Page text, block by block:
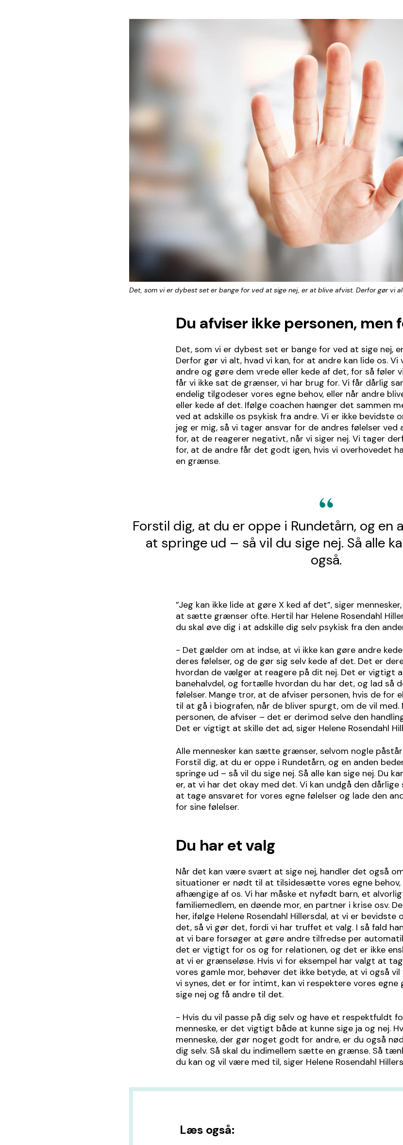
Det, som vi er dybest set er bange for ved at sige nej, er at blive afvist. Derfor gør vi
Du afviser ikke personen, men
Det, som vi er dybest set er bange for ved at sige nej,
Derfor gør vi alt, hvad vi kan, for at andre kan lide os. Vi
andre og gøre dem vrede eller kede af det, for så føler
får vi ikke sat de grænser, vi har brug for. Vi får dårlig
endelig tilgodeser vores egne behov, eller når andre
eller kede af det. Ifølge coachen hænger det sammen
ved at adskille os psykisk fra andre. Vi er ikke bevidste
jeg er mig, så vi tager ansvar for de andres følelser ved
for, at de reagerer negativt, når vi siger nej. Vi tager
for, at de andre får det godt igen, hvis vi overhovedet
en grænse.
Forstil dig, at du er oppe i Rundetårn, og en
at springe ud – så vil du sige nej. Så alle
også.
”Jeg kan ikke lide at gøre X ked af det”, siger
at sætte grænser ofte. Hertil har Helene Rosendahl
du skal øve dig i at adskille dig selv psykisk fra den
- Det gælder om at indse, at vi ikke kan gøre andre
deres følelser, og de gør sig selv kede af det. Det er
hvordan de vælger at reagere på dit nej. Det er vigtigt
banehalvdel, og fortælle hvordan du har det, og lad så
følelser. Mange tror, at de afviser personen, hvis de for
til at gå i biografen, når de bliver spurgt, om de vil med.
personen, de afviser – det er derimod selve den
Det er vigtigt at skille det ad, siger Helene Rosendahl
Alle mennesker kan sætte grænser, selvom nogle
Forstil dig, at du er oppe i Rundetårn, og en anden
springe ud – så vil du sige nej. Så alle kan sige nej. Du
er, at vi har det okay med det. Vi kan undgå den
at tage ansvaret for vores egne følelser og lade den
for sine følelser.
Du har et valg
Når det kan være svært at sige nej, handler det også
situationer er nødt til at tilsidesætte vores egne behov,
afhængige af os. Vi har måske et nyfødt barn, et
familiemedlem, en døende mor, en partner i krise osv.
her, ifølge Helene Rosendahl Hillersdal, at vi er bevidste
det, så vi gør det, fordi vi har truffet et valg. I så fald
at vi bare forsøger at gøre andre tilfredse per
det er vigtigt for os og for relationen, og det er ikke
at vi er grænseløse. Hvis vi for eksempel har valgt at
vores gamle mor, behøver det ikke betyde, at vi også vil
vi synes, det er for intimt, kan vi respektere vores
sige nej og få andre til det.
- Hvis du vil passe på dig selv og have et respektfuldt
menneske, er det vigtigt både at kunne sige ja og nej.
menneske, der gør noget godt for andre, er du også
dig selv. Så skal du indimellem sætte en grænse. Så
du kan og vil være med til, siger Helene Rosendahl
Læs også: